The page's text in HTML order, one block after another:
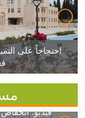
احتجاجاً على
فيديو: